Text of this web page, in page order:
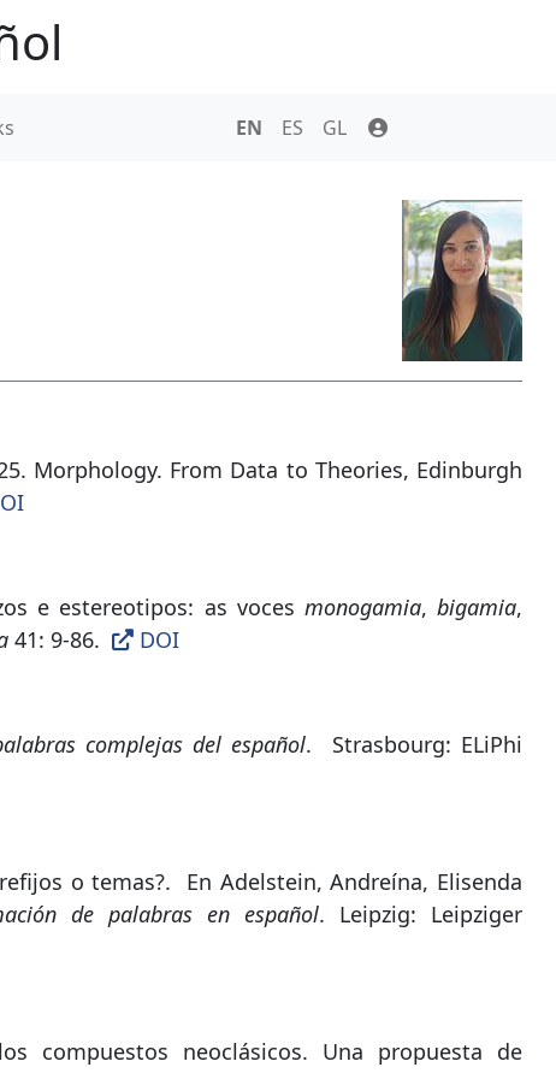
EN ES GL
Morphology. From Data to Theories, Edinburgh
e estereotipos: as voces monogamia,bigamia,
41: 9-86. DOI
complejas del español. Strasbourg: ELiPhi
o temas?. En Adelstein, Andreína, Elisenda
de palabras en español. Leipzig: Leipziger
compuestos neoclásicos. Una propuesta de